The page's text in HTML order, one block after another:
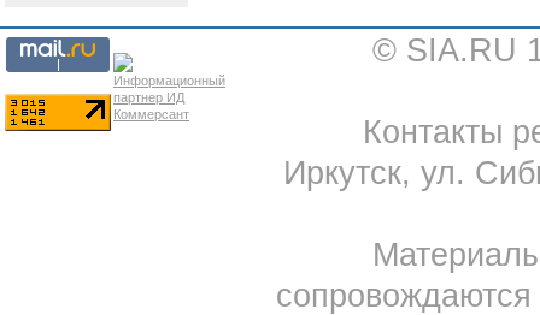
© SIA.RU
Контакты
Иркутск, ул.